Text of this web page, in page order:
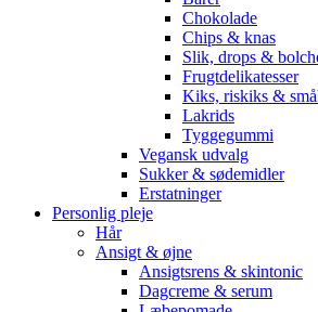
Chokolade
Chips & knas
Slik, drops &
Frugtdelikatesser
Kiks, riskiks &
Lakrids
Tyggegummi
Vegansk udvalg
Sukker & sødemidler
Erstatninger
Personlig pleje
Hår
Ansigt & øjne
Ansigtsrens & skintonic
Dagcreme & serum